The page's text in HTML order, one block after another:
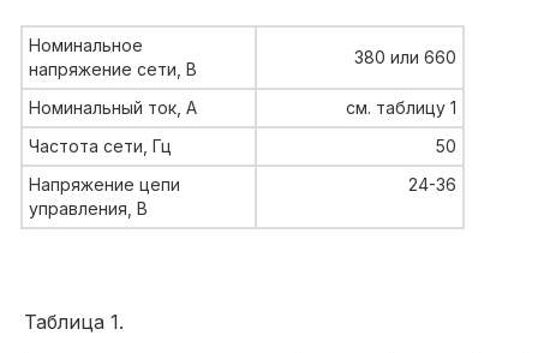
Номинальное
напряжение сети, В
380 или 660
Номинальный ток, А
см. таблицу 1
Частота сети, Гц
50
Напряжение цепи
управления, В
24-36
Таблица 1.